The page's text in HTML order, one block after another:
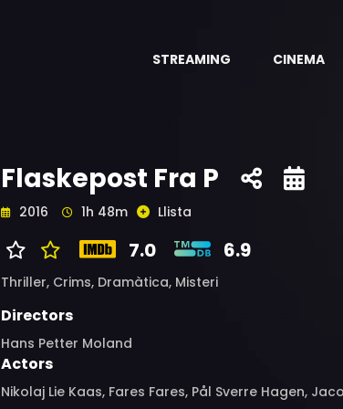
STREAMING CINEMA
Flaskepost Fra P
2016 1h 48m Llista
7.0 6.9
Thriller, Crims, Dramàtica, Misteri
Directors
Hans Petter Moland
Actors
Nikolaj Lie Kaas, Fares Fares, Pål Sverre Hagen,